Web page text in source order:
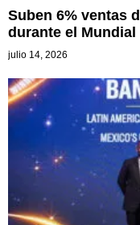
Suben 6% ventas
durante el Mundial
julio 14, 2026